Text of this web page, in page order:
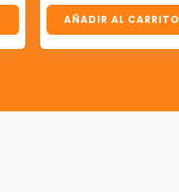
AÑADIR AL CARRITO